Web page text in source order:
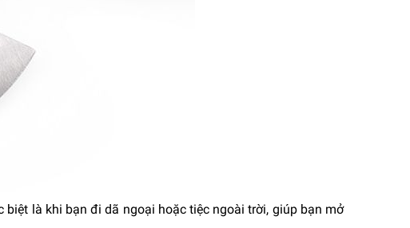
là khi bạn đi dã ngoại hoặc tiệc ngoài trời, giúp bạn mở